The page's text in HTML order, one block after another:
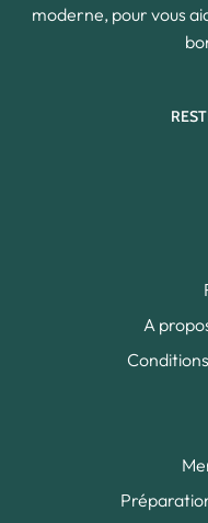
moderne, pour vous
A